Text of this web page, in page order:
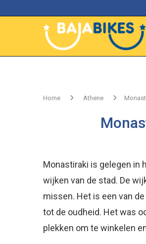
Home Athene
Monastiraki is gelegen in
wijken van de stad. De
missen. Het is een van
tot de oudheid. Het was
plekken om te winkelen